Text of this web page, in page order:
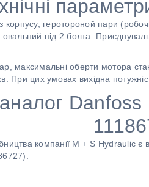
корпусу, геротороной пари
під 2 болта.
максимальні оберти мотора
При цих умовах вихідна
компанії M + S